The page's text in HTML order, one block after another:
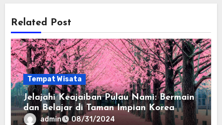
Related Post
Tempat Wisata
Jelajahi Keajaiban Pulau Nami: Bermain
dan Belajar di Taman Impian Korea
admin 08/31/2024